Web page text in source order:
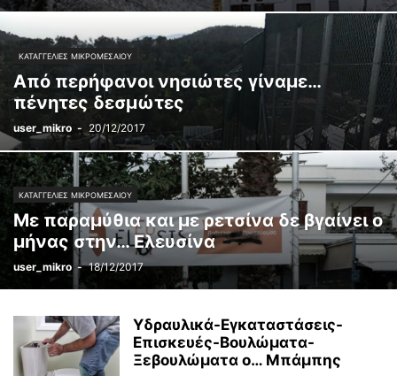
ΚΑΤΑΓΓΕΛΊΕΣ ΜΙΚΡΟΜΕΣΑΊΟΥ
Από περήφανοι νησιώτες γίναμε…
πένητες δεσμώτες
user_mikro - 20/12/2017
ΚΑΤΑΓΓΕΛΊΕΣ ΜΙΚΡΟΜΕΣΑΊΟΥ
Με παραμύθια και με ρετσίνα δε βγαίνει ο
μήνας στην… Ελευσίνα
user_mikro - 18/12/2017
Υδραυλικά-Εγκαταστάσεις-
Επισκευές-Βουλώματα-
Ξεβουλώματα ο… Μπάμπης